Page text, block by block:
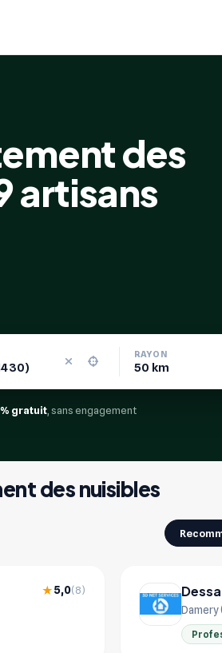
des
artisans
RAYON
gratuit , sans engagement
des nuisibles
★5,0(8)
Damery